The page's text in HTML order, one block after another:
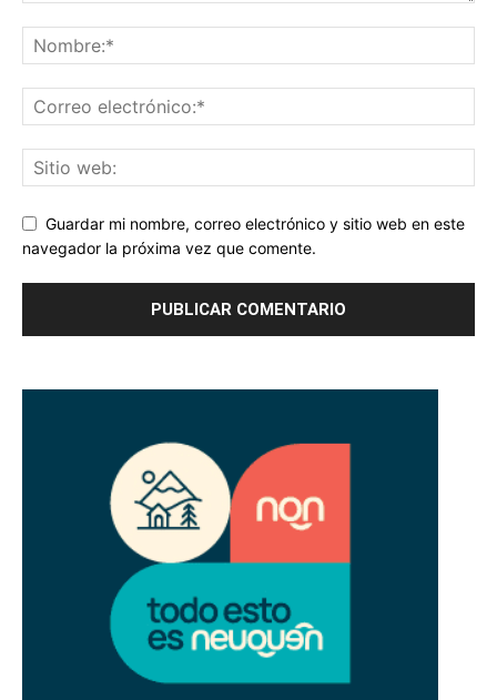
Guardar mi nombre, correo electrónico y sitio web en este
navegador la próxima vez que comente.